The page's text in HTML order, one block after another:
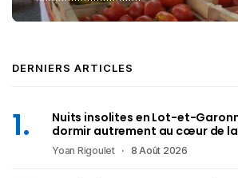
DERNIERS ARTICLES
Nuits insolites en Lot-et-
dormir autrement au cœur de
Yoan Rigoulet 8 Août 2026